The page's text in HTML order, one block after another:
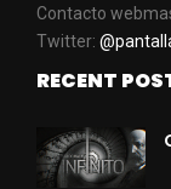
Contacto
Twitter:
RECENT